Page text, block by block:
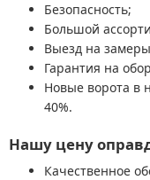
Безопасность;
Большой
Выезд на
Гарантия на
Новые ворота в
40%.
Нашу цену
Качественное